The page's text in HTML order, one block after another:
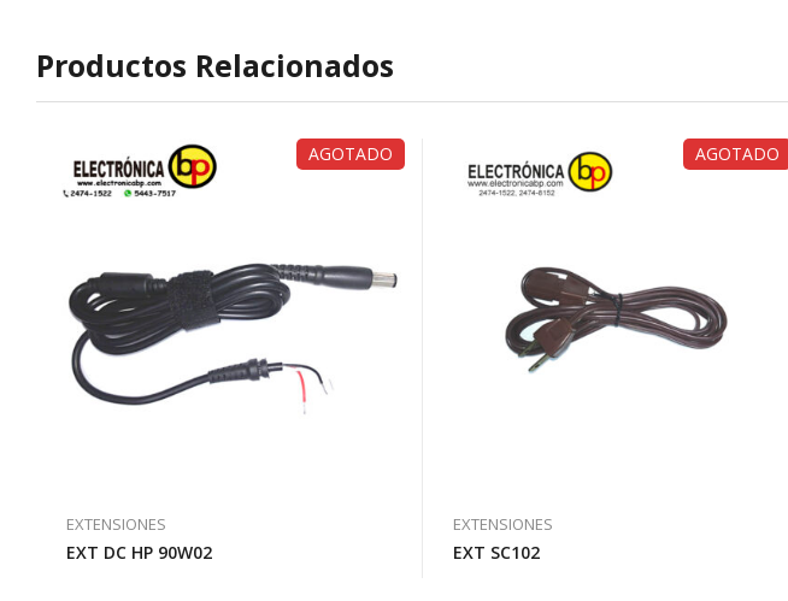
Productos Relacionados
AGOTADO
EXTENSIONES
EXT DC HP 90W02
AGOTADO
EXTENSIONES
EXT SC102